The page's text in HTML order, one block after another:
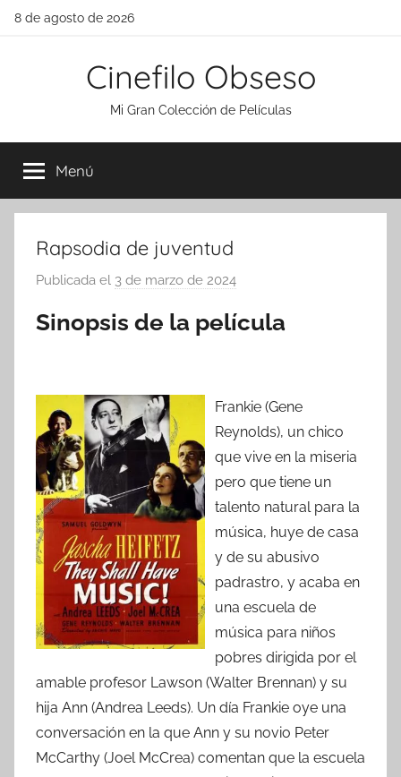
Saltar
8 de agosto de 2026
Cinefilo Obseso
Mi Gran Colección de Películas
Menú
Rapsodia de juventud
Publicada el 3 de marzo de 2024
r
Sinopsis de la película
Frankie (Gene
Reynolds), un chico
que vive en la miseria
pero que tiene un
talento natural para la
música, huye de casa
y de su abusivo
padrastro, y acaba en
una escuela de
música para niños
pobres dirigida por el
amable profesor Lawson (Walter Brennan) y su
hija Ann (Andrea Leeds). Un día Frankie oye una
conversación en la que Ann y su novio Peter
McCarthy (Joel McCrea) comentan que la escuela